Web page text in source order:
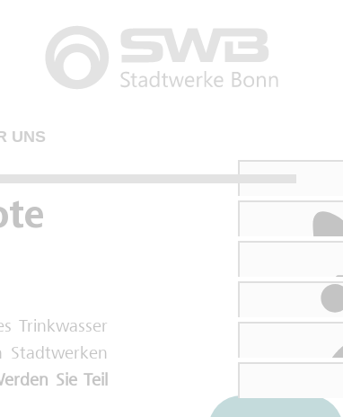
UNS
Trinkwasser
Stadtwerken
Sie Teil